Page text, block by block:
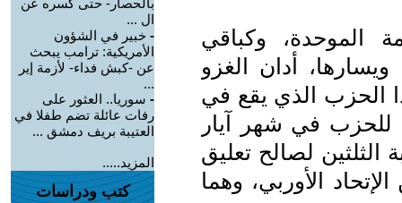
الموحدة، وكباقي
ويسارها، أدان الغزو
الحزب الذي يقع في
للحزب في شهر آيار
لصالح تعليق
الأوربي، وهما
بالحصار- حتى كسره عن
ال ...
- خبير في الشؤون
الأمريكية: ترامب يبحث
عن -كبش فداء- لأزمة إير
...
- سوريا.. العثور على
رفات عائلة تضم طفلا في
العتيبة بريف دمشق ...
المزيد.....
كتب ودراسات